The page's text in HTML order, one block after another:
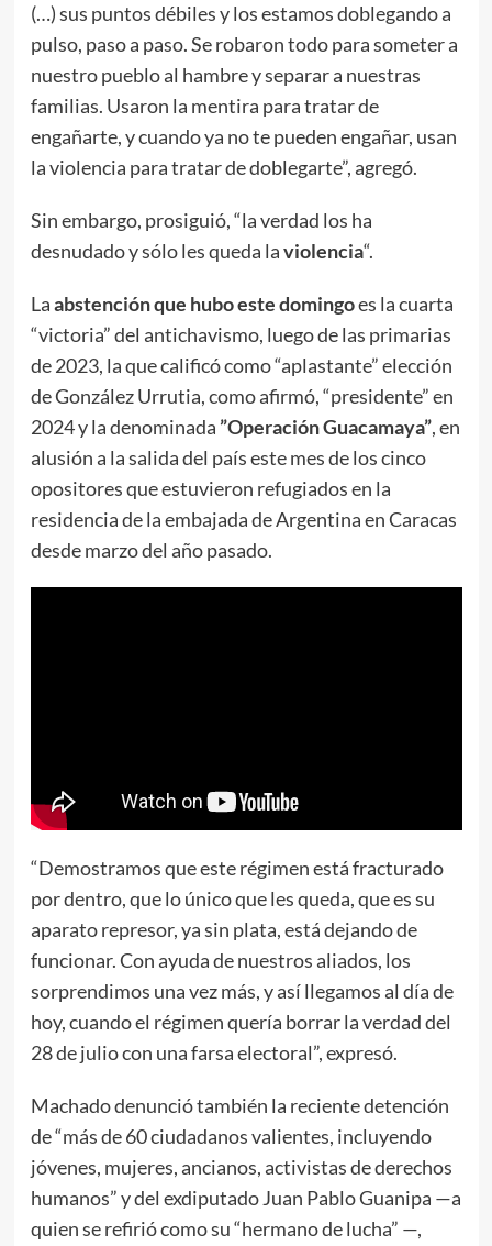
(…) sus puntos débiles y los estamos doblegando a
pulso, paso a paso. Se robaron todo para someter a
nuestro pueblo al hambre y separar a nuestras
familias. Usaron la mentira para tratar de
engañarte, y cuando ya no te pueden engañar, usan
la violencia para tratar de doblegarte”, agregó.
Sin embargo, prosiguió, “la verdad los ha
desnudado y sólo les queda laviolencia“.
Laabstención que hubo este domingoes la cuarta
“victoria” del antichavismo, luego de las primarias
de 2023, la que calificó como “aplastante” elección
de González Urrutia, como afirmó, “presidente” en
2024 y la denominada ”Operación Guacamaya”, en
alusión a la salida del país este mes de los cinco
opositores que estuvieron refugiados en la
residencia de la embajada de Argentina en Caracas
desde marzo del año pasado.
“Demostramos que este régimen está fracturado
por dentro, que lo único que les queda, que es su
aparato represor, ya sin plata, está dejando de
funcionar. Con ayuda de nuestros aliados, los
sorprendimos una vez más, y así llegamos al día de
hoy, cuando el régimen quería borrar la verdad del
28 de julio con una farsa electoral”, expresó.
Machado denunció también la reciente detención
de “más de 60 ciudadanos valientes, incluyendo
jóvenes, mujeres, ancianos, activistas de derechos
humanos” y del exdiputado Juan Pablo Guanipa —a
quien se refirió como su “hermano de lucha” —,